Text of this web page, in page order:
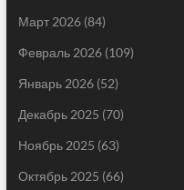
Март 2026(84)
Февраль 2026(109)
Январь 2026(52)
Декабрь 2025 (70)
Ноябрь 2025 (63)
Октябрь 2025 (66)